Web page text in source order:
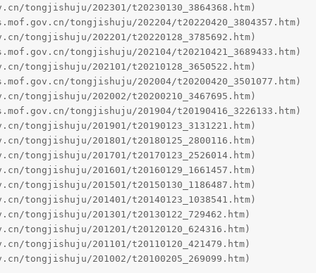
tongjishuju/201002/t20100205_269099.htm)